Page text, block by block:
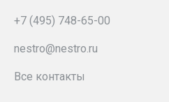
+7 (495) 748-65-00
nestro@nestro.ru
Все контакты
РМНТК «Нефтеотдача»